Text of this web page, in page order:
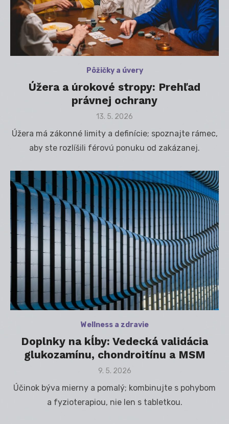
Pôžičky a úvery
Úžera a úrokové stropy: Prehľad
právnej ochrany
Posted
13. 5. 2026
Úžera má zákonné limity a definície; spoznajte rámec,
aby ste rozlíšili férovú ponuku od zakázanej.
Wellness a zdravie
Doplnky na kĺby: Vedecká validácia
glukozamínu, chondroitínu a MSM
Posted
9. 5. 2026
Účinok býva mierny a pomalý; kombinujte s pohybom
a fyzioterapiou, nie len s tabletkou.